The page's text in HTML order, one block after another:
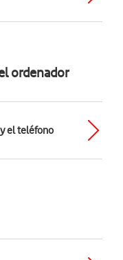
ordenador
el teléfono